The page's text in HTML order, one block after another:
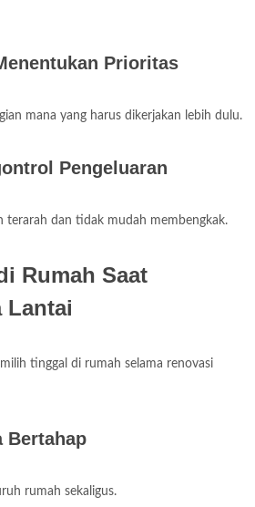
Prioritas
mana yang harus dikerjakan lebih dulu.
Pengeluaran
terarah dan tidak mudah membengkak.
Rumah Saat
Lantai
tinggal di rumah selama renovasi
Bertahap
rumah sekaligus.